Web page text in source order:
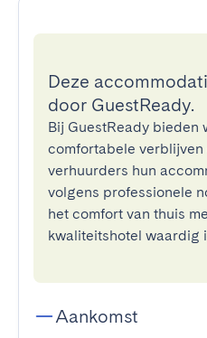
Deze
door GuestReady.
Bij GuestReady bieden
comfortabele verblijven
verhuurders hun
volgens professionele
het comfort van thuis
kwaliteitshotel waardig
Aankomst